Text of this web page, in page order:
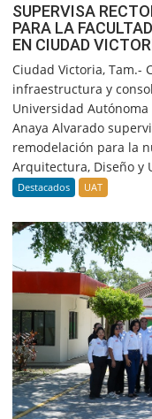
SUPERVISA
PARA LA
EN CIUDAD
Ciudad Victoria, Tam.-
infraestructura y
Universidad Autónoma
Anaya Alvarado
remodelación para la
Arquitectura, Diseño y
Destacados UAT